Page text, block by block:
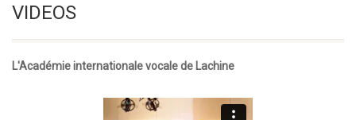
VIDEOS
L'Académie internationale vocale de Lachine